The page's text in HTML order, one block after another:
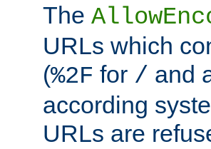
The
URLs which
(%2F for / and
according
URLs are